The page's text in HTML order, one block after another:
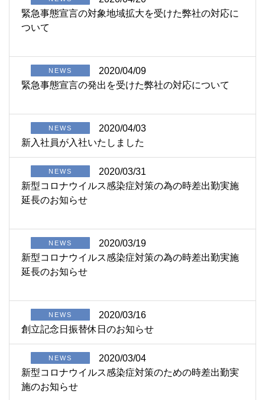
緊急事態宣言の対象地域拡大を受けた弊社の対応に
ついて
NEWS
2020/04/09
緊急事態宣言の発出を受けた弊社の対応について
NEWS
2020/04/03
新入社員が入社いたしました
NEWS
2020/03/31
新型コロナウイルス感染症対策の為の時差出勤実施
延長のお知らせ
NEWS
2020/03/19
新型コロナウイルス感染症対策の為の時差出勤実施
延長のお知らせ
NEWS
2020/03/16
創立記念日振替休日のお知らせ
NEWS
2020/03/04
新型コロナウイルス感染症対策のための時差出勤実
施のお知らせ